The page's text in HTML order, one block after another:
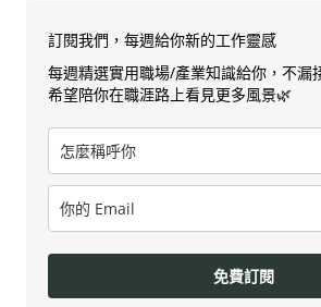
訂閱我們，每週給你新的工作靈感
每週精選實用職場/產業知識給你，不漏
希望陪你在職涯路上看見更多風景🌿
免費訂閱